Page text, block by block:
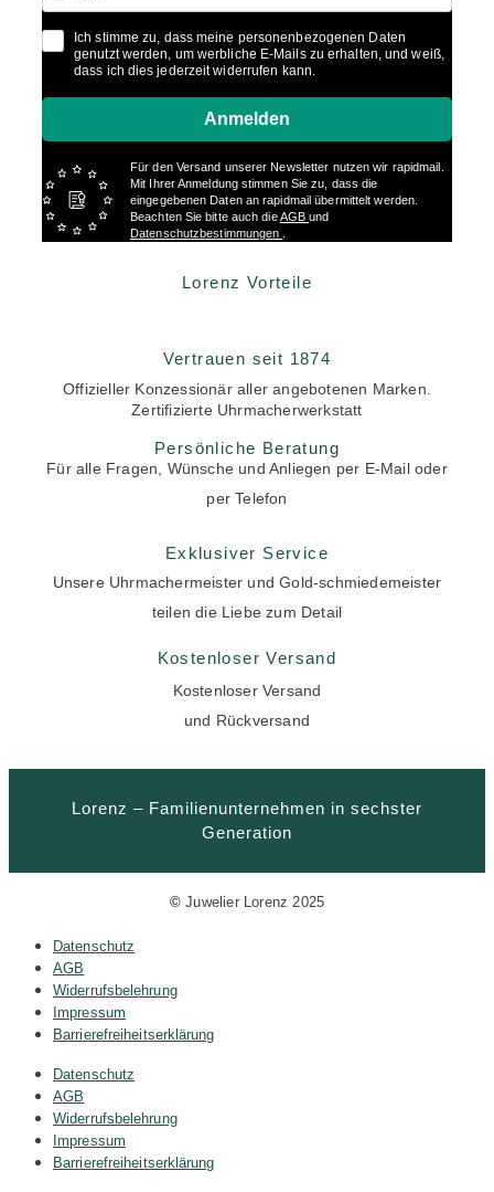
Ich stimme zu, dass meine personenbezogenen Daten
genutzt werden, um werbliche E-Mails zu erhalten, und weiß,
dass ich dies jederzeit widerrufen kann.
Anmelden
Für den Versand unserer Newsletter nutzen wir rapidmail.
Mit Ihrer Anmeldung stimmen Sie zu, dass die
eingegebenen Daten an rapidmail übermittelt werden.
Beachten Sie bitte auch dieAGBund
Datenschutzbestimmungen
Lorenz Vorteile
Vertrauen seit 1874
Offizieller Konzessionär aller angebotenen Marken.
Zertifizierte Uhrmacherwerkstatt
Persönliche Beratung
Für alle Fragen, Wünsche und Anliegen per E-Mail oder
per Telefon
Exklusiver Service
Unsere Uhrmachermeister und Gold-schmiedemeister
teilen die Liebe zum Detail
Kostenloser Versand
Kostenloser Versand
und Rückversand
Lorenz – Familienunternehmen in sechster
Generation
© Juwelier Lorenz 2025
Datenschutz
AGB
Widerrufsbelehrung
Impressum
Barrierefreiheitserklärung
Datenschutz
AGB
Widerrufsbelehrung
Impressum
Barrierefreiheitserklärung